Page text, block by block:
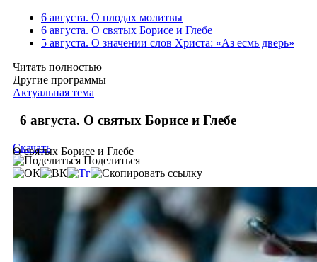
6 августа. О плодах молитвы
6 августа. О святых Борисе и Глебе
5 августа. О значении слов Христа: «Аз есмь дверь»
Читать полностью
Другие программы
Актуальная тема
6 августа. О святых Борисе и Глебе
О святых Борисе и Глебе
Скачать
Поделиться